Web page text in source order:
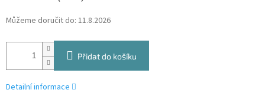
Můžeme doručit do: 11.8.2026
Přidat do košíku
Detailní informace